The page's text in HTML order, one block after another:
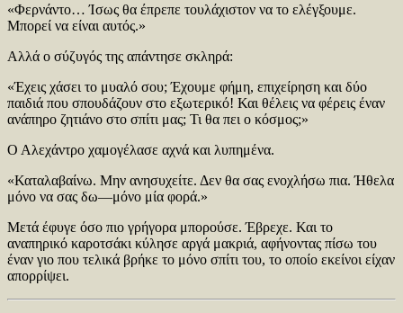
«Φερνάντο… Ίσως θα έπρεπε τουλάχιστον να το ελέγξουμε.
Μπορεί να είναι αυτός.»
Αλλά ο σύζυγός της απάντησε σκληρά:
«Έχεις χάσει το μυαλό σου; Έχουμε φήμη, επιχείρηση και δύο
παιδιά που σπουδάζουν στο εξωτερικό! Και θέλεις να φέρεις έναν
ανάπηρο ζητιάνο στο σπίτι μας; Τι θα πει ο κόσμος;»
Ο Αλεχάντρο χαμογέλασε αχνά και λυπημένα.
«Καταλαβαίνω. Μην ανησυχείτε. Δεν θα σας ενοχλήσω πια. Ήθελα
μόνο να σας δω—μόνο μία φορά.»
Μετά έφυγε όσο πιο γρήγορα μπορούσε. Έβρεχε. Και το
αναπηρικό καροτσάκι κύλησε αργά μακριά, αφήνοντας πίσω του
έναν γιο που τελικά βρήκε το μόνο σπίτι του, το οποίο εκείνοι είχαν
απορρίψει.